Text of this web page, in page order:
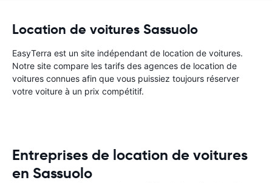
Location de voitures Sassuolo
EasyTerra est un site indépendant de location de voitures.
Notre site compare les tarifs des agences de location de
voitures connues afin que vous puissiez toujours réserver
votre voiture à un prix compétitif.
Entreprises de location de voitures
en Sassuolo